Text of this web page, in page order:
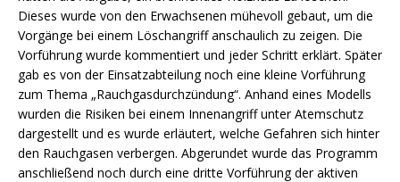
Dieses wurde von den Erwachsenen mühevoll gebaut, um die
Vorgänge bei einem Löschangriff anschaulich zu zeigen. Die
Vorführung wurde kommentiert und jeder Schritt erklärt. Später
gab es von der Einsatzabteilung noch eine kleine Vorführung
zum Thema „Rauchgasdurchzündung“. Anhand eines Modells
wurden die Risiken bei einem Innenangriff unter Atemschutz
dargestellt und es wurde erläutert, welche Gefahren sich hinter
den Rauchgasen verbergen. Abgerundet wurde das Programm
anschließend noch durch eine dritte Vorführung der aktiven